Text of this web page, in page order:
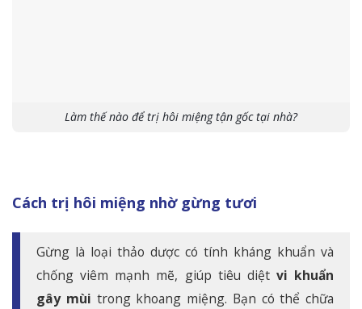
Làm thế nào để trị hôi miệng tận gốc tại nhà?
Cách trị hôi miệng nhờ gừng tươi
Gừng là loại thảo dược có tính kháng khuẩn và
chống viêm mạnh mẽ, giúp tiêu diệt vi khuẩn
gây mùi trong khoang miệng. Bạn có thể chữa